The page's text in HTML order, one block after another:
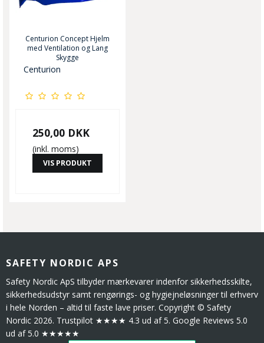
Centurion Concept Hjelm
med Ventilation og Lang
Skygge
Centurion
250,00 DKK
(inkl. moms)
VIS PRODUKT
SAFETY NORDIC APS
Safety Nordic ApS tilbyder mærkevarer indenfor sikkerhedsskilte,
sikkerhedsudstyr samt rengørings- og hygiejneløsninger til erhverv
i hele Norden – altid til faste lave priser. Copyright © Safety
Nordic 2026. Trustpilot ★★★★ 4.3 ud af 5. Google Reviews 5.0
ud af 5.0 ★★★★★